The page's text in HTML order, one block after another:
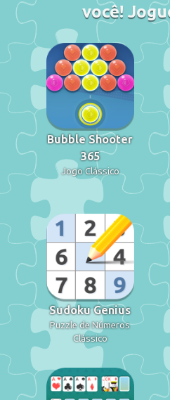
você!
Bubble Shooter
365
Jogo Clássico
Sudoku Genius
Puzzle de Números
Clássico